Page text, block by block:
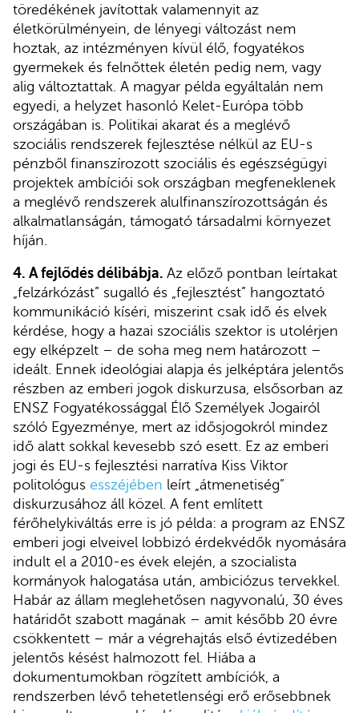
töredékének javítottak valamennyit az
életkörülményein, de lényegi változást nem
hoztak, az intézményen kívül élő, fogyatékos
gyermekek és felnőttek életén pedig nem, vagy
alig változtattak. A magyar példa egyáltalán nem
egyedi, a helyzet hasonló Kelet-Európa több
országában is. Politikai akarat és a meglévő
szociális rendszerek fejlesztése nélkül az EU-s
pénzből finanszírozott szociális és egészségügyi
projektek ambíciói sok országban megfeneklenek
a meglévő rendszerek alulfinanszírozottságán és
alkalmatlanságán, támogató társadalmi környezet
híján.
4. A fejlődés délibábja. Az előző pontban leírtakat
„felzárkózást” sugalló és „fejlesztést” hangoztató
kommunikáció kíséri, miszerint csak idő és elvek
kérdése, hogy a hazai szociális szektor is utolérjen
egy elképzelt – de soha meg nem határozott –
ideált. Ennek ideológiai alapja és jelképtára jelentős
részben az emberi jogok diskurzusa, elsősorban az
ENSZ Fogyatékossággal Élő Személyek Jogairól
szóló Egyezménye, mert az idősjogokról mindez
idő alatt sokkal kevesebb szó esett. Ez az emberi
jogi és EU-s fejlesztési narratíva Kiss Viktor
politológus esszéjében leírt „átmenetiség”
diskurzusához áll közel. A fent említett
férőhelykiváltás erre is jó példa: a program az ENSZ
emberi jogi elveivel lobbizó érdekvédők nyomására
indult el a 2010-es évek elején, a szocialista
kormányok halogatása után, ambiciózus tervekkel.
Habár az állam meglehetősen nagyvonalú, 30 éves
határidőt szabott magának – amit később 20 évre
csökkentett – már a végrehajtás első évtizedében
jelentős késést halmozott fel. Hiába a
dokumentumokban rögzített ambíciók, a
rendszerben lévő tehetetlenségi erő erősebbnek